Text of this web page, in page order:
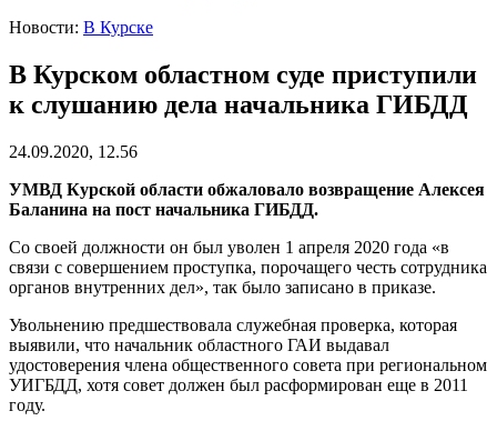
Новости: В Курске
В Курском областном суде приступили
к слушанию дела начальника ГИБДД
24.09.2020, 12.56
УМВД Курской области обжаловало возвращение Алексея
Баланина на пост начальника ГИБДД.
Со своей должности он был уволен 1 апреля 2020 года «в
связи с совершением проступка, порочащего честь сотрудника
органов внутренних дел», так было записано в приказе.
Увольнению предшествовала служебная проверка, которая
выявили, что начальник областного ГАИ выдавал
удостоверения члена общественного совета при региональном
УИГБДД, хотя совет должен был расформирован еще в 2011
году.